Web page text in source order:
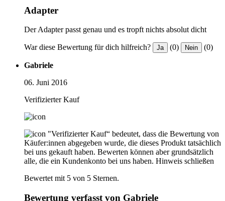
Adapter
Der Adapter passt genau und es tropft nichts absolut dicht
War diese Bewertung für dich hilfreich? Ja (0) Nein (0)
Gabriele
06. Juni 2016
Verifizierter Kauf
"Verifizierter Kauf“ bedeutet, dass die Bewertung von
Käufer:innen abgegeben wurde, die dieses Produkt tatsächlich
bei uns gekauft haben. Bewerten können aber grundsätzlich
alle, die ein Kundenkonto bei uns haben. Hinweis schließen
Bewertet mit 5 von 5 Sternen.
Bewertung verfasst von Gabriele